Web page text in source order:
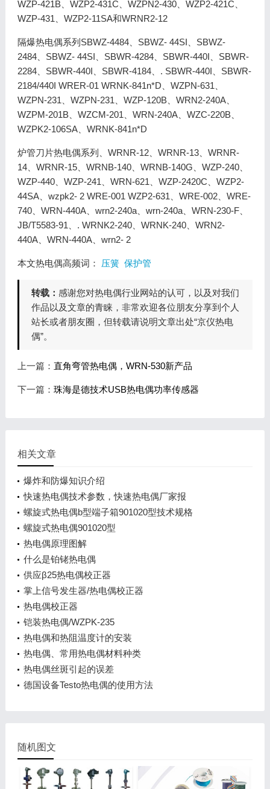
WZP-421B、WZP2-431C、WZPN2-430、WZP2-421C、
WZP-431、WZP2-11SA和WRNR2-12
隔爆热电偶系列SBWZ-4484、SBWZ- 44SI、SBWZ-
2484、SBWZ- 44SI、SBWR-4284、SBWR-440I、SBWR-
2284、SBWR-440I、SBWR-4184、. SBWR-440I、SBWR-
2184/440I WRER-01 WRNK-841n*D、WZPN-631、
WZPN-231、WZPN-231、WZP-120B、WRN2-240A、
WZPM-201B、WZCM-201、WRN-240A、WZC-220B、
WZPK2-106SA、WRNK-841n*D
炉管刀片热电偶系列、WRNR-12、WRNR-13、WRNR-
14、WRNR-15、WRNB-140、WRNB-140G、WZP-240、
WZP-440、WZP-241、WRN-621、WZP-2420C、WZP2-
44SA、wzpk2- 2 WRE-001 WZP2-631、WRE-002、WRE-
740、WRN-440A、wrn2-240a、wrn-240a、WRN-230-F、
JB/T5583-91、. WRNK2-240、WRNK-240、WRN2-
440A、WRN-440A、wrn2- 2
本文热电偶高频词： 压簧 保护管
转载： 感谢您对热电偶行业网站的认可，以及对我们
作品以及文章的青睐，非常欢迎各位朋友分享到个人
站长或者朋友圈，但转载请说明文章出处“京仪热电
偶”。
上一篇： 直角弯管热电偶，WRN-530新产品
下一篇： 珠海是德技术USB热电偶功率传感器
相关文章
爆炸和防爆知识介绍
快速热电偶技术参数，快速热电偶厂家报
螺旋式热电偶b型端子箱901020型技术规格
螺旋式热电偶901020型
热电偶原理图解
什么是铂铑热电偶
供应β25热电偶校正器
掌上信号发生器/热电偶校正器
热电偶校正器
铠装热电偶/WZPK-235
热电偶和热阻温度计的安装
热电偶、常用热电偶材料种类
热电偶丝斑引起的误差
德国设备Testo热电偶的使用方法
随机图文